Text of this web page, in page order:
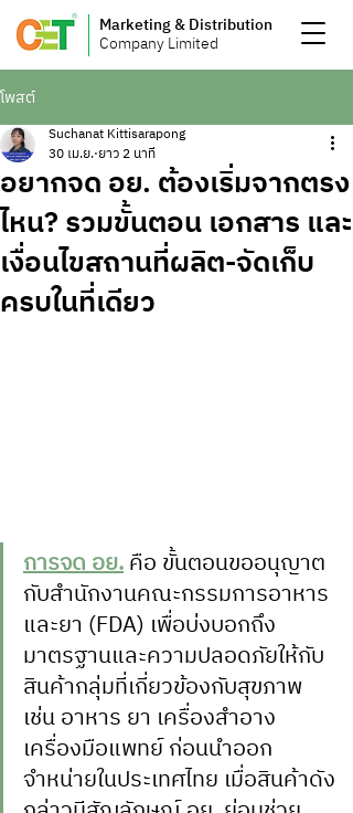
Marketing & Distribution
Company Limited
โพสต์
อยากจด อย. ต้องเริ่มจากตรง
ไหน? รวมขั้นตอน เอกสาร และ
เงื่อนไขสถานที่ผลิต-จัดเก็บ
ครบในที่เดียว
Suchanat Kittisarapong
30 เม.ย. ยาว 2 นาที
การจด อย.คือ ขั้นตอนขออนุญาต
กับสำนักงานคณะกรรมการอาหาร
และยา (FDA) เพื่อบ่งบอกถึง
มาตรฐานและความปลอดภัยให้กับ
สินค้ากลุ่มที่เกี่ยวข้องกับสุขภาพ
เช่น อาหาร ยา เครื่องสำอาง
เครื่องมือแพทย์ ก่อนนำออก
จำหน่ายในประเทศไทย เมื่อสินค้าดัง